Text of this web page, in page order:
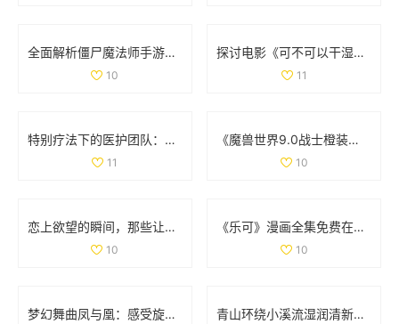
全面解析僵尸魔法师手游与决胜时刻僵尸模式的攻略与技巧
10
探讨电影《可不可以干湿》的简单处理方法与分析
11
特别疗法下的医护团队：双重角色与责任分析
11
《魔兽世界9.0战士橙装全攻略：助你无敌于艾泽拉斯》
10
恋上欲望的瞬间，那些让人心跳加速的吻戏大盘点
10
《乐可》漫画全集免费在线阅读，畅享精彩剧情与精彩角色
10
梦幻舞曲凤与凰：感受旋律中的古典与现代交融 青山环绕小溪流湿润清新无泥恼人的田园景象